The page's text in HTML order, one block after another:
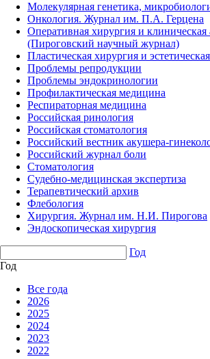
Молекулярная генетика,
Онкология. Журнал им. П.А. Герцена
Оперативная хирургия и клиническая
(Пироговский научный журнал)
Пластическая хирургия и
Проблемы репродукции
Проблемы эндокринологии
Профилактическая медицина
Респираторная медицина
Российская ринология
Российская стоматология
Российский вестник акушера-
Российский журнал боли
Стоматология
Судебно-медицинская экспертиза
Терапевтический архив
Флебология
Хирургия. Журнал им. Н.И. Пирогова
Эндоскопическая хирургия
Год
Год
Все года
2026
2025
2024
2023
2022